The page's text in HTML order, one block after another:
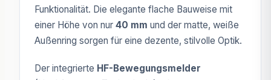
Funktionalität. Die elegante flache Bauweise mit
einer Höhe von nur 40 mm und der matte, weiße
Außenring sorgen für eine dezente, stilvolle Optik.
Der integrierte HF-Bewegungsmelder